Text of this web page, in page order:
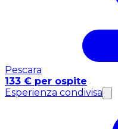
Pescara
133 € per ospite
Esperienza condivisa